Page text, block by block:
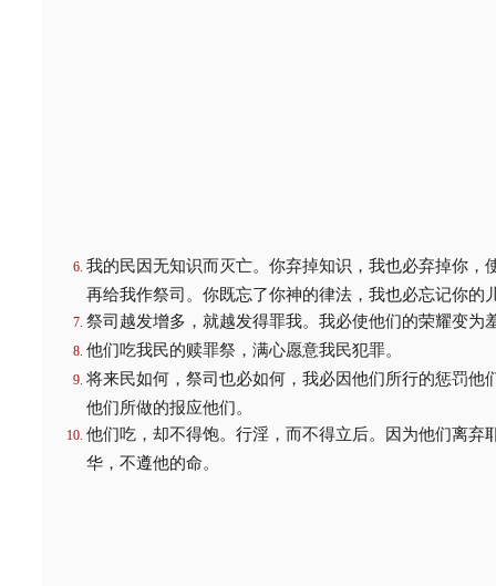
我的民因无知识而灭亡。你弃掉知识，我也必弃掉你，
再给我作祭司。你既忘了你神的律法，我也必忘记你的
祭司越发增多，就越发得罪我。我必使他们的荣耀变为
他们吃我民的赎罪祭，满心愿意我民犯罪。
将来民如何，祭司也必如何，我必因他们所行的惩罚他
他们所做的报应他们。
他们吃，却不得饱。行淫，而不得立后。因为他们离弃
华，不遵他的命。